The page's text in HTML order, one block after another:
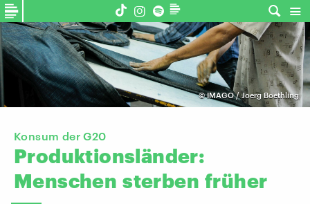
©IMAGO / Joerg Boethling
Konsum der G20
Produktionsländer:
Menschen sterben früher